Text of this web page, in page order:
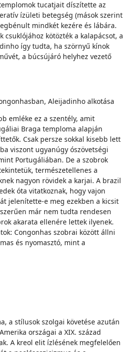
tucatjait díszítette az
ízületi betegség (mások szerint
mindkét kezére és lábára.
csuklójához kötözték a kalapácsot, a
így tudta, ha szörnyű kínok
a búcsújáró helyhez vezető
Aleijadinho alkotása
emléke ez a szentély, amit
Braga temploma alapján
Csak persze sokkal kisebb lett
viszont ugyanúgy ószövetségi
Portugáliában. De a szobrok
természetellenes a
nagyon rövidek a karjai. A brazil
óta vitatkoznak, hogy vajon
jelenítette-e meg ezekben a kicsit
már nem tudta rendesen
akarata ellenére lettek ilyenek.
Congonhas szobrai között állni
és nyomasztó, mint a
a stílusok szolgai követése azután
országai a XIX. század
A kreol elit ízlésének megfelelően